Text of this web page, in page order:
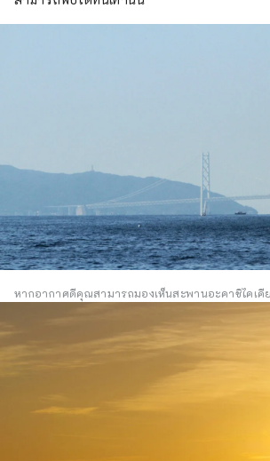
หากอากาศดีคุณสามารถมองเห็นสะพานอะคาชิไคเคี